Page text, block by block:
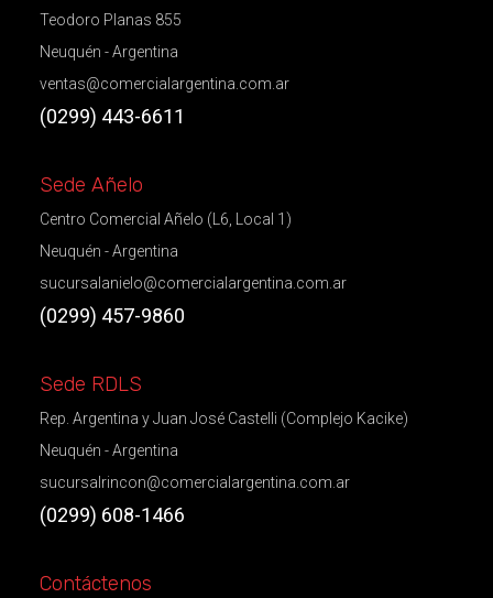
Teodoro Planas 855
Neuquén - Argentina
ventas@comercialargentina.com.ar
(0299) 443-6611
Sede Añelo
Centro Comercial Añelo (L6, Local 1)
Neuquén - Argentina
sucursalanielo@comercialargentina.com.ar
(0299) 457-9860
Sede RDLS
Rep. Argentina y Juan José Castelli (Complejo Kacike)
Neuquén - Argentina
sucursalrincon@comercialargentina.com.ar
(0299) 608-1466
Contáctenos